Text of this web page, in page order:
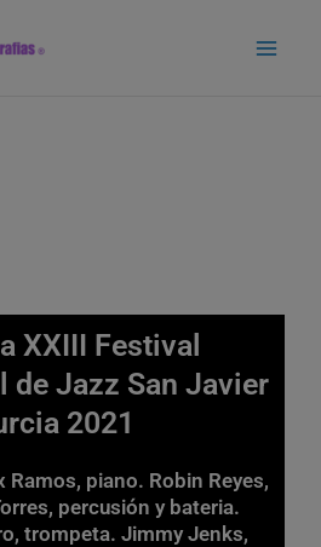
XXIII Festival
de Jazz San Javier
2021
Ramos, piano. Robin Reyes,
percusión y bateria.
trompeta. Jimmy Jenks,